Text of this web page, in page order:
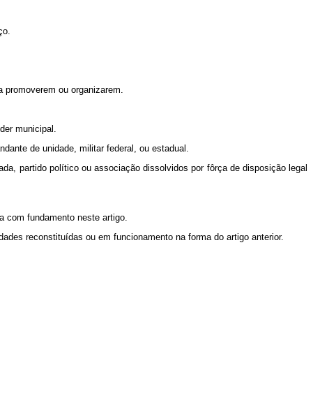
promoverem ou organizarem.
municipal.
de unidade, militar federal, ou estadual.
partido político ou associação dissolvidos por fôrça de disposição legal
com fundamento neste artigo.
reconstituídas ou em funcionamento na forma do artigo anterior.